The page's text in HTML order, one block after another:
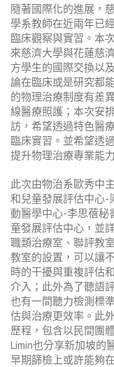
隨著國際化的進展，
學系教師在近兩年已
臨床觀察與實習。本
來慈濟大學與花蓮慈
方學生的國際交換以
論在臨床或是研究都
的物理治療制度有差
線醫療照護；本次安
訪，希望透過特色醫
臨床實習。並希望透
提升物理治療專業能
此次由物治系歐秀中
和兒童發展評估中心-
動醫學中心-李思蓓秘
童發展評估中心，並
職類治療室、聯評教
教室的設置，可以讓
時的干擾與重複評估
介入；此外為了聽語
也有一間聽力檢測標
估與治療更效率。此
歷程，包含以民間團
Limin也分享新加坡的
早期篩檢上或許能夠